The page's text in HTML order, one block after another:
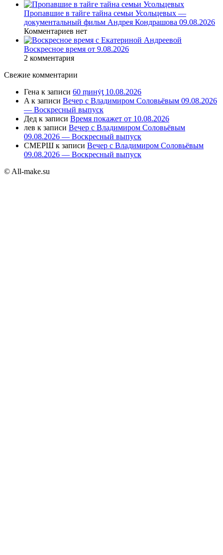
Пропавшие в тайге тайна семьи Усольцевых —
документальный фильм Андрея Кондрашова 09.08.2026
Комментариев нет
Воскресное время от 9.08.2026
2 комментария
Свежие комментарии
Гена к записи 60 ṃинẏƫ 10.08.2026
A к записи Вечер с Владимиром Соловьёвым 09.08.2026
— Воскресный выпуск
Дед к записи Время покажет от 10.08.2026
лев к записи Вечер с Владимиром Соловьёвым
09.08.2026 — Воскресный выпуск
СМЕРШ к записи Вечер с Владимиром Соловьёвым
09.08.2026 — Воскресный выпуск
© All-make.su